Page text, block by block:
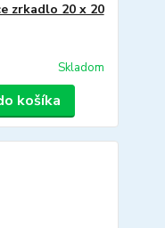
zrkadlo 20 x 20
Skladom
košíka